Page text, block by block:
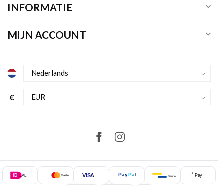
INFORMATIE
MIJN ACCOUNT
€
iD EAL Mastercard VISA Pay Pal Bancontact Pay